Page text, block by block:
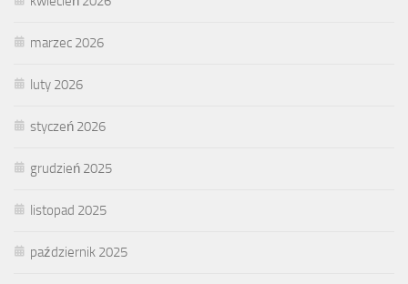
marzec 2026
luty 2026
styczeń 2026
grudzień 2025
listopad 2025
październik 2025